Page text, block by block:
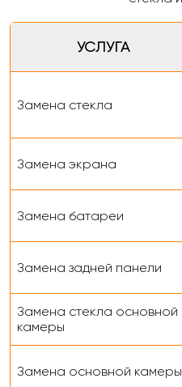
УСЛУГА
Замена стекла
Замена экрана
Замена батареи
Замена задней панели
Замена стекла основной
камеры
Замена основной камеры